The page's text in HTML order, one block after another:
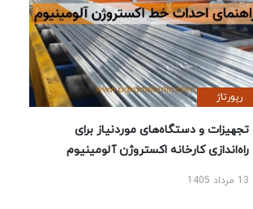
رپورتاژ
تجهیزات و دستگاه‌های موردنیاز برای
راه‌اندازی کارخانه اکستروژن آلومینیوم
13 مرداد 1405